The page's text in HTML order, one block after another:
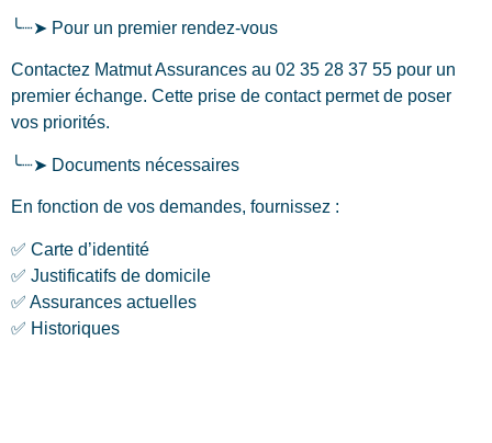
╰┈➤ Pour un premier rendez-vous
Contactez Matmut Assurances au 02 35 28 37 55 pour un
premier échange. Cette prise de contact permet de poser
vos priorités.
╰┈➤ Documents nécessaires
En fonction de vos demandes, fournissez :
✅ Carte d’identité
✅ Justificatifs de domicile
✅ Assurances actuelles
✅ Historiques